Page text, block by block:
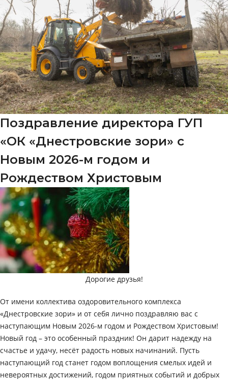
Поздравление директора ГУП
«ОК «Днестровские зори» с
Новым 2026-м годом и
Рождеством Христовым
Дорогие друзья!
От имени коллектива оздоровительного комплекса
«Днестровские зори» и от себя лично поздравляю вас с
наступающим Новым 2026-м годом и Рождеством Христовым!
Новый год – это особенный праздник! Он дарит надежду на
счастье и удачу, несёт радость новых начинаний. Пусть
наступающий год станет годом воплощения смелых идей и
невероятных достижений, годом приятных событий и добрых